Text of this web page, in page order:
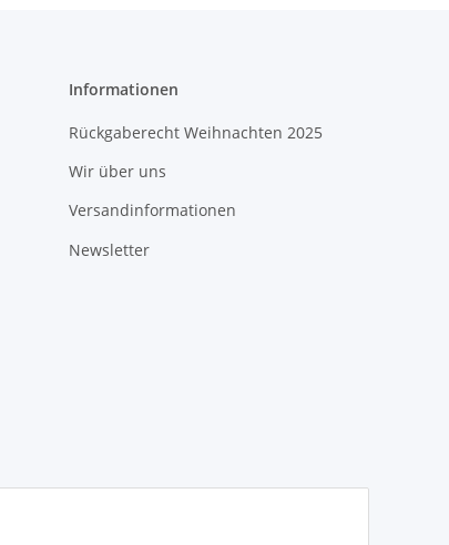
Informationen
Rückgaberecht Weihnachten 2025
Wir über uns
Versandinformationen
Newsletter